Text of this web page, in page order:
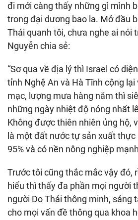
đi mới càng thấy những gì mình
trong đại dương bao la. Mở đầu
Thái quanh tôi, chưa nghe ai nói
Nguyễn chia sẻ:
“Sơ qua về địa lý thì Israel có
tỉnh Nghệ An và Hà Tĩnh cộng lại
mạc, lượng mưa hàng năm thì
những ngày nhiệt độ nóng nhất
Không được thiên nhiên ủng hộ,
là một đất nước tự sản xuất
95% và có nền nông nghiệp
Trước tôi cũng thắc mắc vậy đó,
hiểu thì thấy đa phần mọi người
người Do Thái thông minh, sáng
cho mọi vấn đề thông qua khoa